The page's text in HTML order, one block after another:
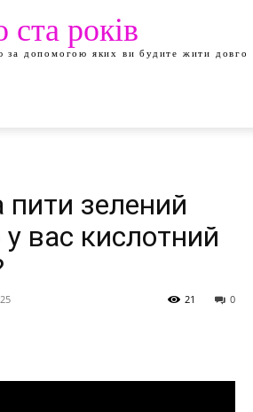
ста років
за допомогою яких ви будите жити довго
зелений
вас кислотний
0
21